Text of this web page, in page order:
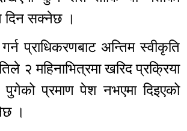
दिन सक्नेछ ।
प्राधिकरणबाट अन्तिम स्वीकृति
२ महिनाभित्रमा खरिद प्रक्रिया
पुगेको प्रमाण पेश नभएमा दिइएको
।